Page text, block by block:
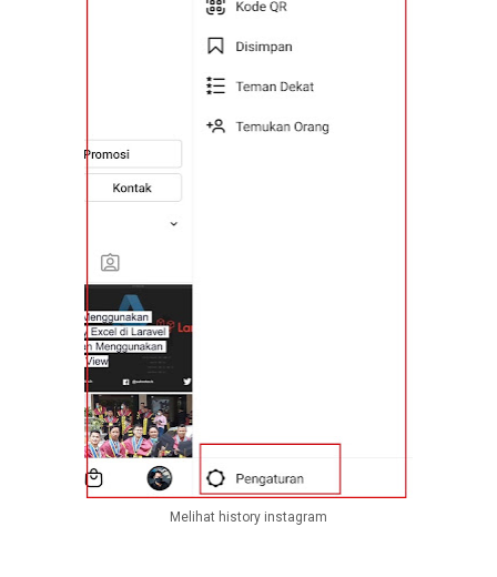
Melihat history instagram